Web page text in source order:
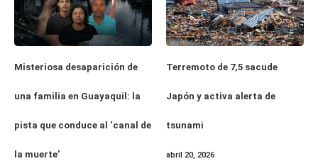
Misteriosa desaparición de
una familia en Guayaquil: la
pista que conduce al ‘canal de
la muerte’
Terremoto de 7,5 sacude
Japón y activa alerta de
tsunami
abril 20, 2026